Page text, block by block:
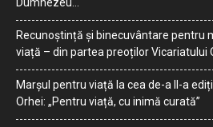
Dumnezeu…
Recunoștință și binecuvântare pentru
viață – din partea preoților Vicariatului
Marșul pentru viață la cea de-a II-a
Orhei: „Pentru viață, cu inimă curată”